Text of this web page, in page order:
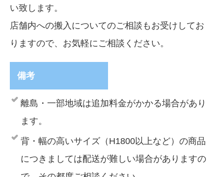
い致します。
店舗内への搬入についてのご相談もお受けしてお
りますので、お気軽にご相談ください。
備考
離島・一部地域は追加料金がかかる場合があり
ます。
背・幅の高いサイズ（H1800以上など）の商品
につきましては配送が難しい場合がありますの